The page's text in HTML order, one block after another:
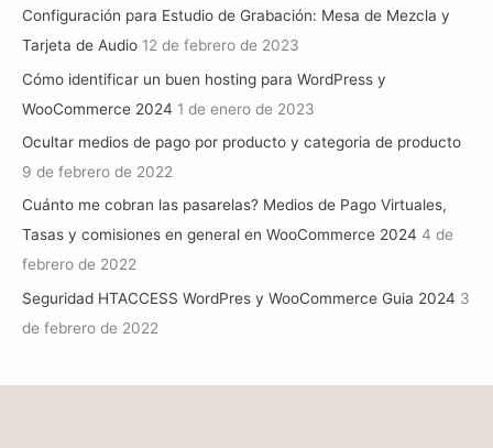
Configuración para Estudio de Grabación: Mesa de Mezcla y
Tarjeta de Audio 12 de febrero de 2023
Cómo identificar un buen hosting para WordPress y
WooCommerce 2024 1 de enero de 2023
Ocultar medios de pago por producto y categoria de producto
9 de febrero de 2022
Cuánto me cobran las pasarelas? Medios de Pago Virtuales,
Tasas y comisiones en general en WooCommerce 2024 4 de
febrero de 2022
Seguridad HTACCESS WordPres y WooCommerce Guia 2024 3
de febrero de 2022